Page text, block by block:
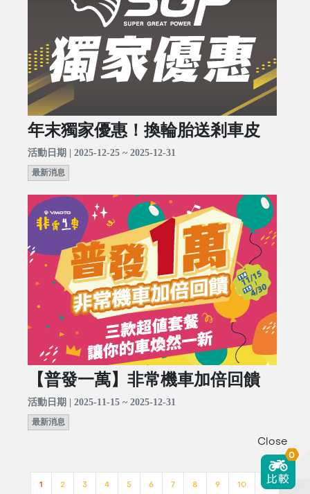
年末獨家優惠！換輪胎送剎車皮
活動日期 | 2025-12-25 ~ 2025-12-31
最新消息
【普發一萬】非常機車加倍回饋
活動日期 | 2025-11-15 ~ 2025-12-31
最新消息
1 2 3 4 5 6 7 8 9 10 >>
Close
0